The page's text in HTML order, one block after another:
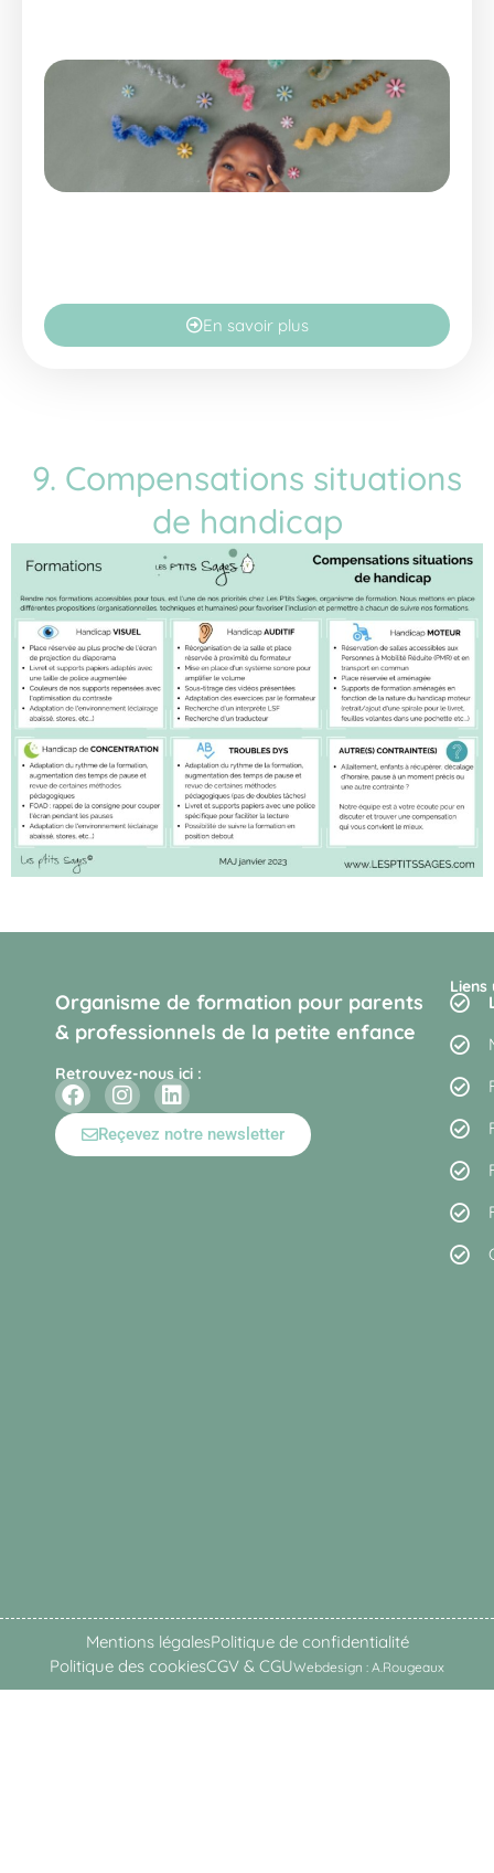
En savoir plus
9. Compensations situations
de handicap
Organisme de formation pour parents
& professionnels de la petite enfance
Retrouvez-nous ici :
Reçevez notre newsletter
Liens
Mentions légalesPolitique de confidentialité
Politique des cookiesCGV & CGUWebdesign : A.Rougeaux